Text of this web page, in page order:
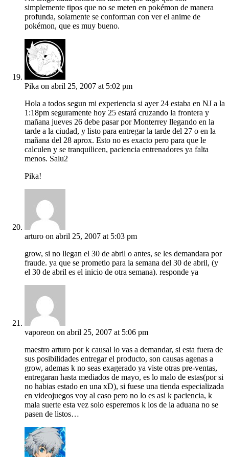
simplemente tipos que no se meten en pokémon de manera
profunda, solamente se conforman con ver el anime de
pokémon, que es muy bueno.
Pika on abril 25, 2007 at 5:02 pm
Hola a todos segun mi experiencia si ayer 24 estaba en NJ a la
1:18pm seguramente hoy 25 estará cruzando la frontera y
mañana jueves 26 debe pasar por Monterrey llegando en la
tarde a la ciudad, y listo para entregar la tarde del 27 o en la
mañana del 28 aprox. Esto no es exacto pero para que le
calculen y se tranquilicen, paciencia entrenadores ya falta
menos. Salu2
Pika!
arturo on abril 25, 2007 at 5:03 pm
grow, si no llegan el 30 de abril o antes, se les demandara por
fraude. ya que se prometio para la semana del 30 de abril, (y
el 30 de abril es el inicio de otra semana). responde ya
vaporeon on abril 25, 2007 at 5:06 pm
maestro arturo por k causal lo vas a demandar, si esta fuera de
sus posibilidades entregar el producto, son causas agenas a
grow, ademas k no seas exagerado ya viste otras pre-ventas,
entregaran hasta mediados de mayo, es lo malo de estas(por si
no habias estado en una xD), si fuese una tienda especializada
en videojuegos voy al caso pero no lo es asi k paciencia, k
mala suerte esta vez solo esperemos k los de la aduana no se
pasen de listos…